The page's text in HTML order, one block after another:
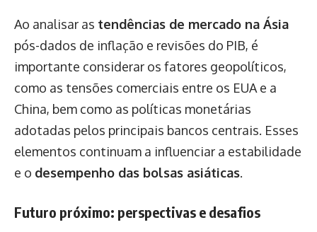
Ao analisar as tendências de mercado na Ásia
pós-dados de inflação e revisões do PIB, é
importante considerar os fatores geopolíticos,
como as tensões comerciais entre os EUA e a
China, bem como as políticas monetárias
adotadas pelos principais bancos centrais. Esses
elementos continuam a influenciar a estabilidade
e o desempenho das bolsas asiáticas.
Futuro próximo: perspectivas e desafios